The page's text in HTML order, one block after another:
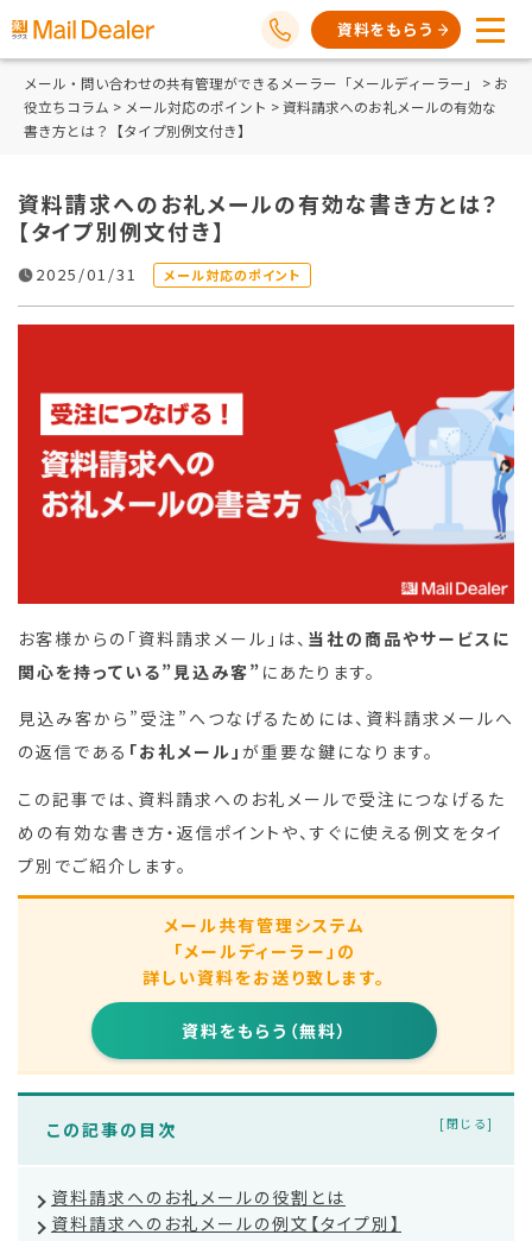
資料をもらう
メール・問い合わせの共有管理ができるメーラー「メールディーラー」 > お
役立ちコラム > メール対応のポイント > 資料請求へのお礼メールの有効な
書き方とは？【タイプ別例文付き】
資料請求へのお礼メールの有効な書き方とは？
【タイプ別例文付き】
2025/01/31 メール対応のポイント
お客様からの「資料請求メール」は、 当社の商品やサービスに
関心を持っている”見込み客” にあたります。
見込み客から”受注”へつなげるためには、資料請求メールへ
の返信である 「お礼メール」 が重要な鍵になります。
この記事では、資料請求へのお礼メールで受注につなげるた
めの有効な書き方・返信ポイントや、すぐに使える例文をタイ
プ別でご紹介します。
メール共有管理システム
「メールディーラー」の
詳しい資料をお送り致します。
資料をもらう（無料）
この記事の目次
資料請求へのお礼メールの役割とは
資料請求へのお礼メールの例文【タイプ別】